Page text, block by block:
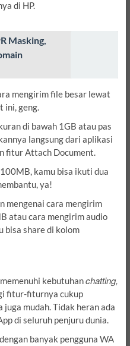
di HP.
Masking,
mengirim file besar lewat
ini, geng.
di bawah 1GB atau pas
langsung dari aplikasi
fitur Attach Document.
kamu bisa ikuti dua
ya!
mengenai cara mengirim
atau cara mengirim audio
bisa share di kolom
kebutuhanchatting,
fitur-fiturnya cukup
mudah. Tidak heran ada
di seluruh penjuru dunia.
dengan banyak pengguna WA